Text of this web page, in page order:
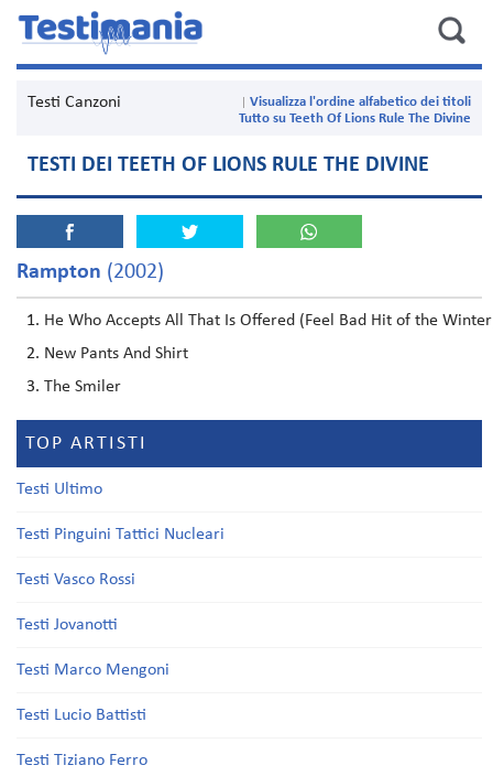
Testi Canzoni
Visualizza l'ordine alfabetico dei titoli
Tutto su Teeth Of Lions Rule The Divine
TESTI DEI TEETH OF LIONS RULE THE DIVINE
Rampton (2002)
He Who Accepts All That Is Offered (Feel Bad Hit of the
New Pants And Shirt
The Smiler
TOP ARTISTI
Testi Ultimo
Testi Pinguini Tattici Nucleari
Testi Vasco Rossi
Testi Jovanotti
Testi Marco Mengoni
Testi Lucio Battisti
Testi Tiziano Ferro